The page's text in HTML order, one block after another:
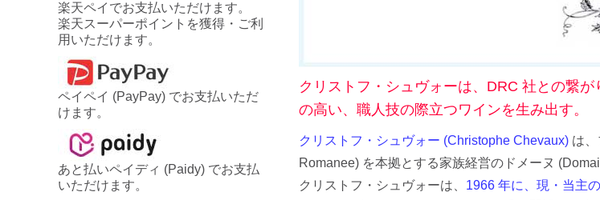
クリストフ・シュヴォーは、DRC 社との繋
の高い、職人技の際立つワインを生み出す。
クリストフ・シュヴォー (Christophe Chevaux) は
Romanee) を本拠とする家族経営のドメーヌ
クリストフ・シュヴォーは、 1966 年に、現・当主
楽天ペイでお支払いただけます。
楽天スーパーポイントを獲得・ご利
用いただけます。
ペイペイ (PayPay) でお支払いただ
けます。
あと払いペイディ (Paidy) でお支払
いただけます。